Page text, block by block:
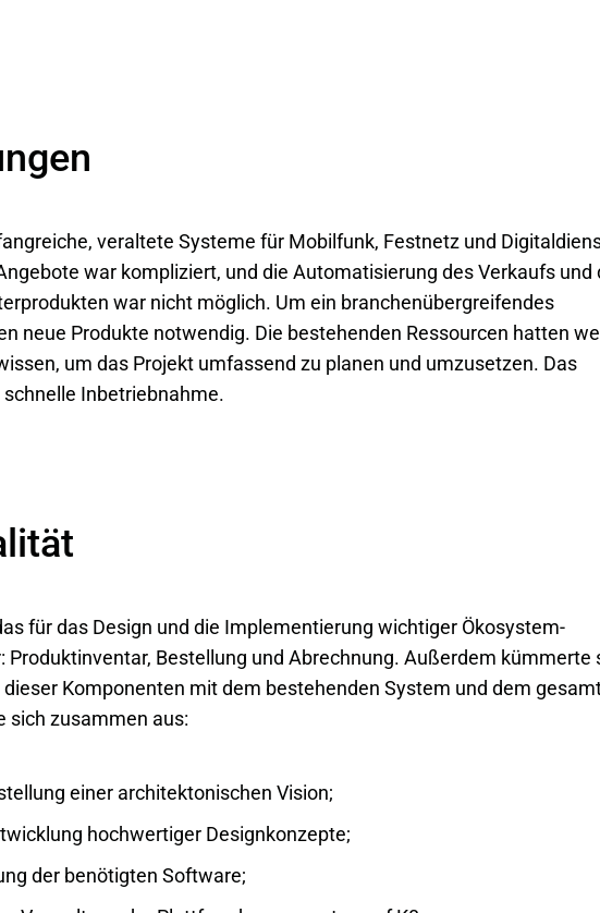
veraltete Systeme für Mobilfunk, Festnetz und
war kompliziert, und die Automatisierung des Verkaufs und
war nicht möglich. Um ein branchenübergreifendes
neue Produkte notwendig. Die bestehenden Ressourcen hatten
um das Projekt umfassend zu planen und umzusetzen. Das
Inbetriebnahme.
für das Design und die Implementierung wichtiger Ökosystem-
Produktinventar, Bestellung und Abrechnung. Außerdem kümmerte
Komponenten mit dem bestehenden System und dem
sich zusammen aus:
einer architektonischen Vision;
hochwertiger Designkonzepte;
der benötigten Software;